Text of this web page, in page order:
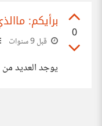
0
برأيكم:
قبل 9 سنوات
يوجد العديد من